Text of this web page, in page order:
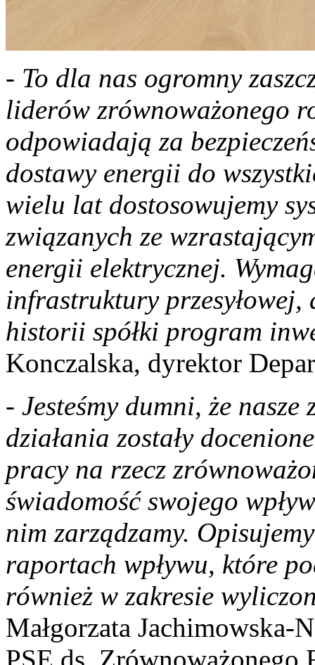
- To dla nas ogromny
liderów zrównoważonego
odpowiadają za
dostawy energii do
wielu lat dostosowujemy
związanych ze
energii elektrycznej.
infrastruktury
historii spółki program
Konczalska, dyrektor
- Jesteśmy dumni, że
działania zostały
pracy na rzecz
świadomość swojego
nim zarządzamy.
raportach wpływu, które
również w zakresie
Małgorzata Jachimowska-